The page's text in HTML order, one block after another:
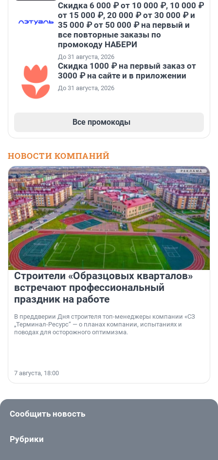
Скидка 6 000 ₽ от 10 000 ₽, 10 000 ₽
от 15 000 ₽, 20 000 ₽ от 30 000 ₽ и
35 000 ₽ от 50 000 ₽ на первый и
все повторные заказы по
промокоду НАБЕРИ
До 31 августа, 2026
Скидка 1000 ₽ на первый заказ от
3000 ₽ на сайте и в приложении
До 31 августа, 2026
Все промокоды
НОВОСТИ КОМПАНИЙ
Строители «Образцовых кварталов»
встречают профессиональный
праздник на работе
В преддверии Дня строителя топ-менеджеры компании «СЗ
„Терминал-Ресурс“ — о планах компании, испытаниях и
поводах для осторожного оптимизма.
7 августа, 18:00
Сообщить новость
Рубрики